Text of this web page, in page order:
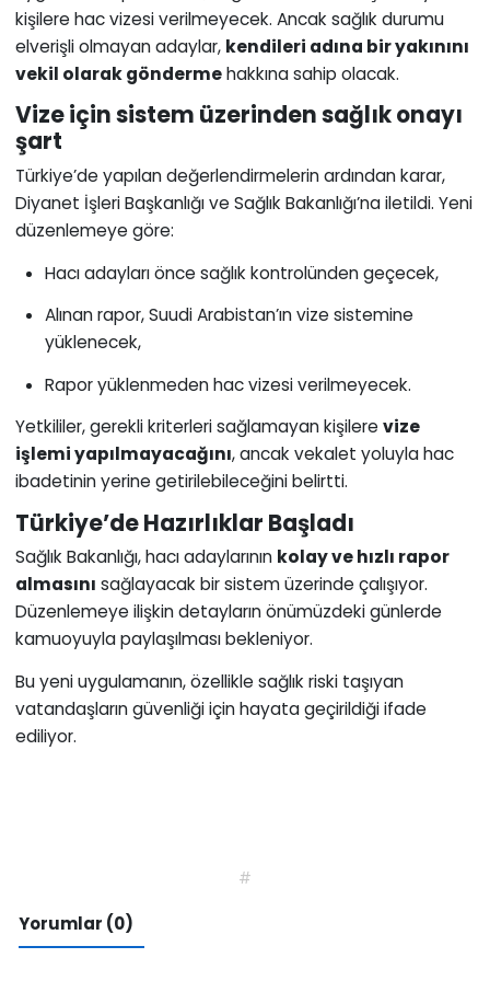
kişilere hac vizesi verilmeyecek. Ancak sağlık durumu
elverişli olmayan adaylar, kendileri adına bir yakınını
vekil olarak göndermehakkına sahip olacak.
Vize için sistem üzerinden sağlık onayı
şart
Türkiye’de yapılan değerlendirmelerin ardından karar,
Diyanet İşleri Başkanlığı ve Sağlık Bakanlığı’na iletildi. Yeni
düzenlemeye göre:
Hacı adayları önce sağlık kontrolünden geçecek,
Alınan rapor, Suudi Arabistan’ın vize sistemine
yüklenecek,
Rapor yüklenmeden hac vizesi verilmeyecek.
Yetkililer, gerekli kriterleri sağlamayan kişilerevize
işlemi yapılmayacağını, ancak vekalet yoluyla hac
ibadetinin yerine getirilebileceğini belirtti.
Türkiye’de Hazırlıklar Başladı
Sağlık Bakanlığı, hacı adaylarının kolay ve hızlı rapor
almasını sağlayacak bir sistem üzerinde çalışıyor.
Düzenlemeye ilişkin detayların önümüzdeki günlerde
kamuoyuyla paylaşılması bekleniyor.
Bu yeni uygulamanın, özellikle sağlık riski taşıyan
vatandaşların güvenliği için hayata geçirildiği ifade
ediliyor.
#
Yorumlar (0)